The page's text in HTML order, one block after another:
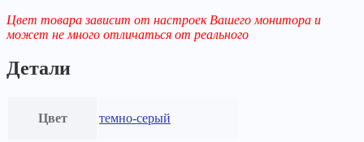
Цвет товара зависит от настроек Вашего монитора и
может не много отличаться от реального
Детали
Цвет темно-серый